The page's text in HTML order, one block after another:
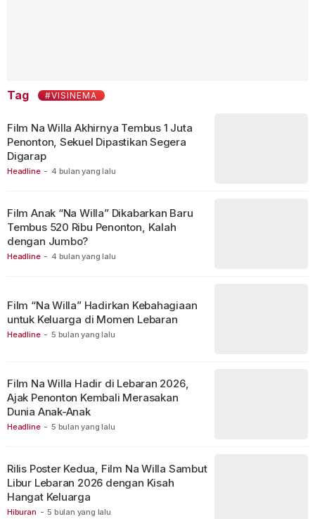
Tag #VISINEMA
Headline - 4 bulan yang lalu
Film Na Willa Akhirnya Tembus 1 Juta
Penonton, Sekuel Dipastikan Segera
Digarap
Headline - 4 bulan yang lalu
Film Anak “Na Willa” Dikabarkan Baru
Tembus 520 Ribu Penonton, Kalah
dengan Jumbo?
Headline - 5 bulan yang lalu
Film “Na Willa” Hadirkan Kebahagiaan
untuk Keluarga di Momen Lebaran
Headline - 5 bulan yang lalu
Film Na Willa Hadir di Lebaran 2026,
Ajak Penonton Kembali Merasakan
Dunia Anak-Anak
Hiburan - 5 bulan yang lalu
Rilis Poster Kedua, Film Na Willa Sambut
Libur Lebaran 2026 dengan Kisah
Hangat Keluarga